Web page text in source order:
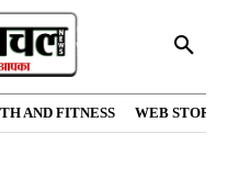
AND FITNESS WEB